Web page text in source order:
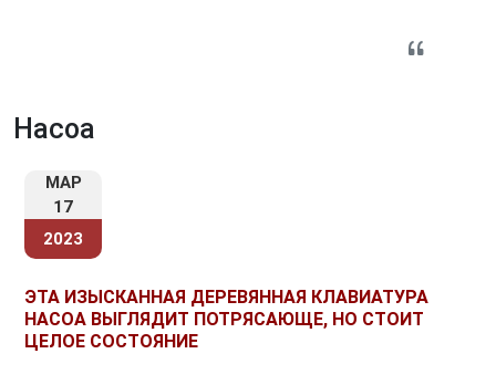
Hacoa
МАР
17
2023
ЭТА ИЗЫСКАННАЯ ДЕРЕВЯННАЯ КЛАВИАТУРА
HACOA ВЫГЛЯДИТ ПОТРЯСАЮЩЕ, НО СТОИТ
ЦЕЛОЕ СОСТОЯНИЕ